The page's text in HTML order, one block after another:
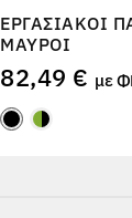
ΕΡΓΑΣΙΑΚΟΊ
ΜΑΎΡΟΙ
82,49 € με